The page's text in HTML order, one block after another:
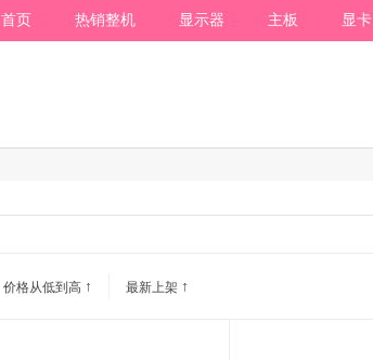
首页 热销整机 显示器 主板 显卡
价格从低到高 ↑ 最新上架 ↑